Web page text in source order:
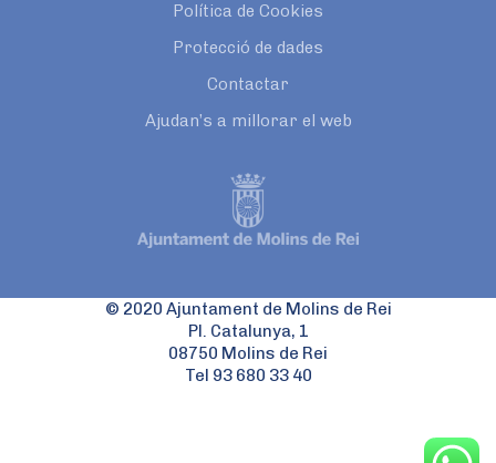
Política de Cookies
Protecció de dades
Contactar
Ajudan’s a millorar el web
© 2020 Ajuntament de Molins de Rei
Pl. Catalunya, 1
08750 Molins de Rei
Tel 93 680 33 40